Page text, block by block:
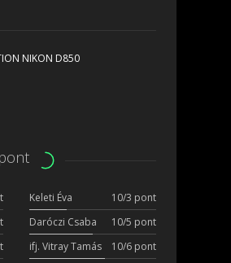
NIKON D850
Keleti Éva
10/3 pont
Daróczi Csaba
10/5 pont
ifj. Vitray Tamás
10/6 pont